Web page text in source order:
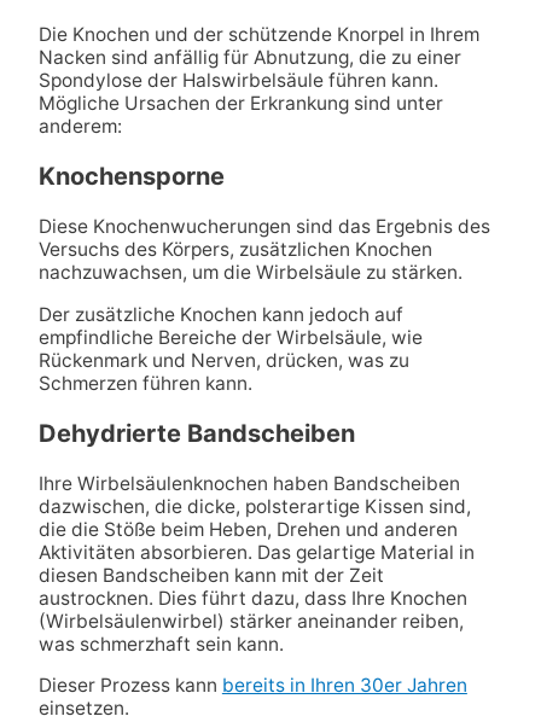
Die Knochen und der schützende Knorpel in Ihrem
Nacken sind anfällig für Abnutzung, die zu einer
Spondylose der Halswirbelsäule führen kann.
Mögliche Ursachen der Erkrankung sind unter
anderem:
Knochensporne
Diese Knochenwucherungen sind das Ergebnis des
Versuchs des Körpers, zusätzlichen Knochen
nachzuwachsen, um die Wirbelsäule zu stärken.
Der zusätzliche Knochen kann jedoch auf
empfindliche Bereiche der Wirbelsäule, wie
Rückenmark und Nerven, drücken, was zu
Schmerzen führen kann.
Dehydrierte Bandscheiben
Ihre Wirbelsäulenknochen haben Bandscheiben
dazwischen, die dicke, polsterartige Kissen sind,
die die Stöße beim Heben, Drehen und anderen
Aktivitäten absorbieren. Das gelartige Material in
diesen Bandscheiben kann mit der Zeit
austrocknen. Dies führt dazu, dass Ihre Knochen
(Wirbelsäulenwirbel) stärker aneinander reiben,
was schmerzhaft sein kann.
Dieser Prozess kann bereits in Ihren 30er Jahren
einsetzen.